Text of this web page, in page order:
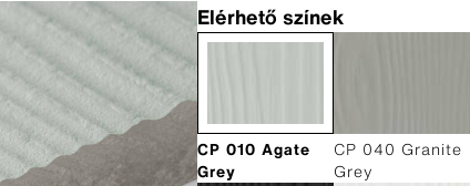
Elérhető színek
CP 010 Agate
Grey
CP 040 Granite
Grey